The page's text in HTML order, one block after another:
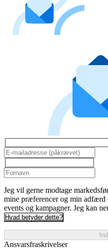
Jeg vil gerne modtage
mine præferencer og min adfærd
events og kampagner. Jeg kan
Hvad betyder dette?
Ansvarsfraskrivelser